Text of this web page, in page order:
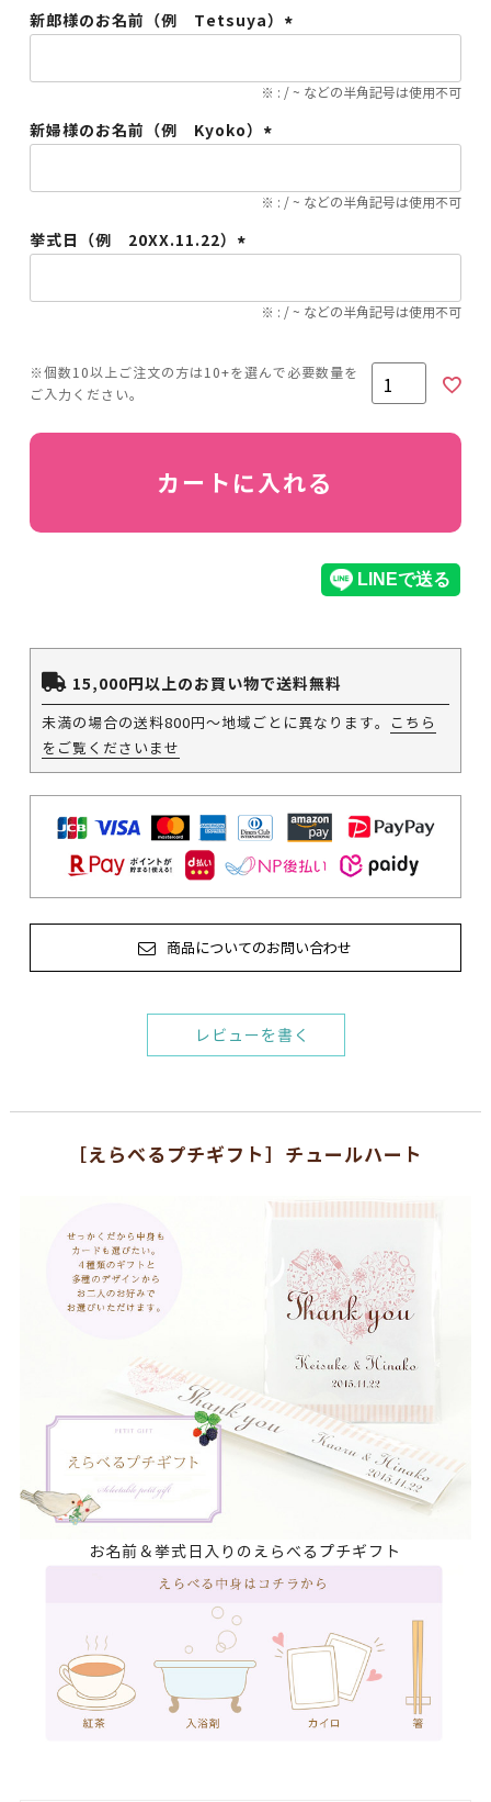
新郎様のお名前（例 Tetsuya）
須)
※ : / ~ などの半角記号は使用不可
新婦様のお名前（例 Kyoko）
須)
※ : / ~ などの半角記号は使用不可
挙式日（例 20XX.11.22）
須)
※ : / ~ などの半角記号は使用不可
カートに入れる
15,000円以上のお買い物で送料無料
未満の場合の送料800円～地域ごとに異なります。
こちら
をご覧くださいませ
商品についてのお問い合わせ
レビューを書く
［えらべるプチギフト］チュールハート
お名前＆挙式日入りのえらべるプチギフト